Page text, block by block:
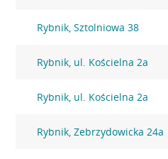
Rybnik, Sztolniowa 38
Rybnik, ul. Kościelna 2a
Rybnik, ul. Kościelna 2a
Rybnik, Zebrzydowicka 24a